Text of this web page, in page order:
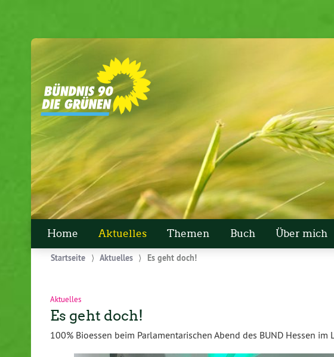
Home Aktuelles Themen Buch Über mich
Startseite ⟩ Aktuelles ⟩ Es geht doch!
Aktuelles
Es geht doch!
100% Bioessen beim Parlamentarischen Abend des BUND Hessen